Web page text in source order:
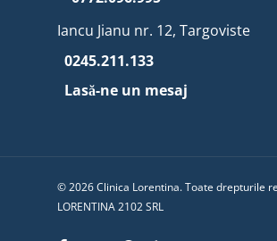
Iancu Jianu nr. 12, Targoviste
0245.211.133
Lasă-ne un mesaj
© 2026 Clinica Lorentina. Toate drepturile
LORENTINA 2102 SRL